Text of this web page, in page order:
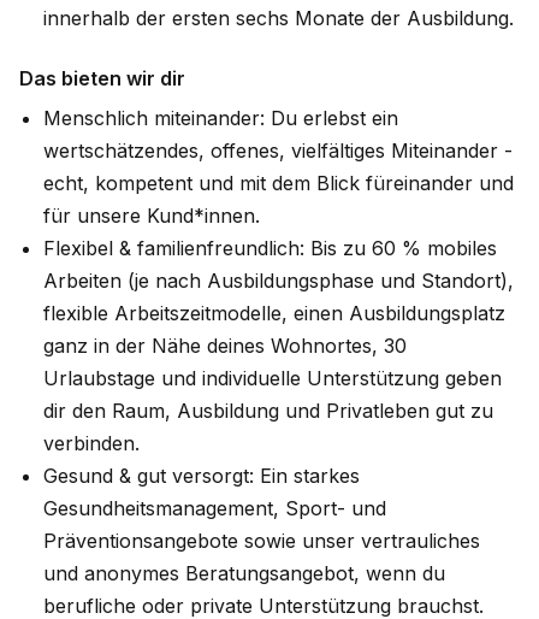
innerhalb der ersten sechs Monate der Ausbildung.
Das bieten wir dir
Menschlich miteinander: Du erlebst ein
wertschätzendes, offenes, vielfältiges Miteinander -
echt, kompetent und mit dem Blick füreinander und
für unsere Kund*innen.
Flexibel & familienfreundlich: Bis zu 60 % mobiles
Arbeiten (je nach Ausbildungsphase und Standort),
flexible Arbeitszeitmodelle, einen Ausbildungsplatz
ganz in der Nähe deines Wohnortes, 30
Urlaubstage und individuelle Unterstützung geben
dir den Raum, Ausbildung und Privatleben gut zu
verbinden.
Gesund & gut versorgt: Ein starkes
Gesundheitsmanagement, Sport- und
Präventionsangebote sowie unser vertrauliches
und anonymes Beratungsangebot, wenn du
berufliche oder private Unterstützung brauchst.